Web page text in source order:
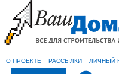
О ПРОЕКТЕ РАССЫЛКИ ЛИЧНЫЙ